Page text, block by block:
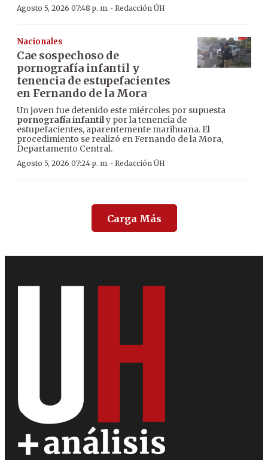
Agosto 5, 2026 07:48 p. m. · Redacción ÚH
Nacionales
Cae sospechoso de
pornografía infantil y
tenencia de estupefacientes
en Fernando de la Mora
Un joven fue detenido este miércoles por supuesta
pornografía infantily por la tenencia de
estupefacientes, aparentemente marihuana. El
procedimiento se realizó en Fernando de la Mora,
Departamento Central.
Agosto 5, 2026 07:24 p. m. · Redacción ÚH
Carga Más